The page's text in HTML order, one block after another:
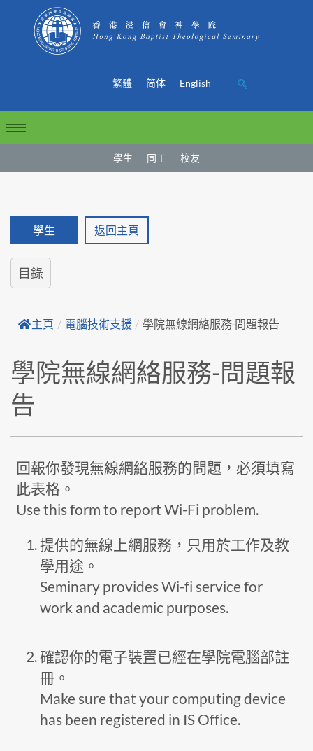
繁體 简体 English
學生 同工 校友
學生 返回主頁
目錄
主頁 / 電腦技術支援 / 學院無線網絡服務-問題報告
學院無線網絡服務-問題報
告
回報你發現無線網絡服務的問題，必須填寫
此表格。
Use this form to report Wi-Fi problem.
提供的無線上網服務，只用於工作及教
學用途。
Seminary provides Wi-fi service for
work and academic purposes.
確認你的電子裝置已經在學院電腦部註
冊。
Make sure that your computing device
has been registered in IS Office.